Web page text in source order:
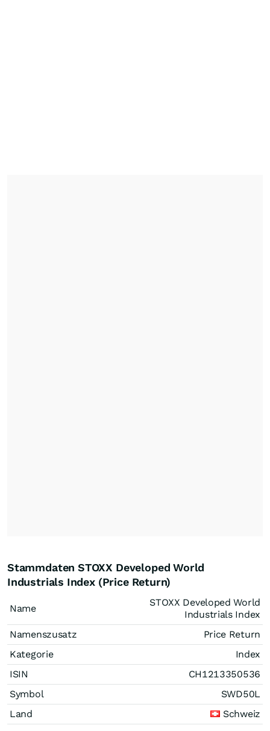
Stammdaten STOXX Developed World
Industrials Index (Price Return)
Name
STOXX Developed World
Industrials Index
Namenszusatz
Price Return
Kategorie
Index
ISIN
CH1213350536
Symbol
SWD50L
Land
Schweiz